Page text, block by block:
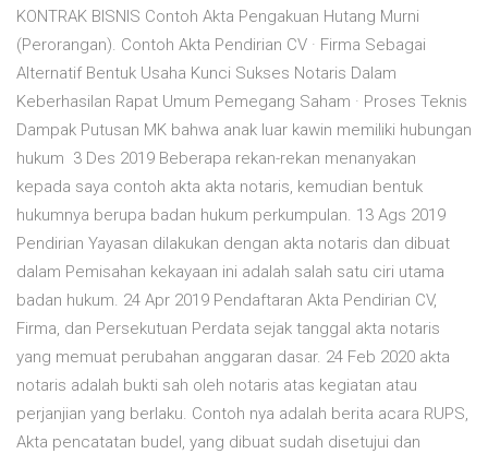
KONTRAK BISNIS Contoh Akta Pengakuan Hutang Murni
(Perorangan). Contoh Akta Pendirian CV · Firma Sebagai
Alternatif Bentuk Usaha Kunci Sukses Notaris Dalam
Keberhasilan Rapat Umum Pemegang Saham · Proses Teknis
Dampak Putusan MK bahwa anak luar kawin memiliki hubungan
hukum 3 Des 2019 Beberapa rekan-rekan menanyakan
kepada saya contoh akta akta notaris, kemudian bentuk
hukumnya berupa badan hukum perkumpulan. 13 Ags 2019
Pendirian Yayasan dilakukan dengan akta notaris dan dibuat
dalam Pemisahan kekayaan ini adalah salah satu ciri utama
badan hukum. 24 Apr 2019 Pendaftaran Akta Pendirian CV,
Firma, dan Persekutuan Perdata sejak tanggal akta notaris
yang memuat perubahan anggaran dasar. 24 Feb 2020 akta
notaris adalah bukti sah oleh notaris atas kegiatan atau
perjanjian yang berlaku. Contoh nya adalah berita acara RUPS,
Akta pencatatan budel, yang dibuat sudah disetujui dan